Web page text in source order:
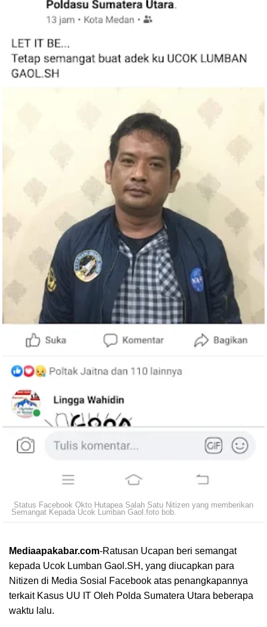
Status Facebook Okto Hutapea Salah Satu Nitizen yang memberikan
Semangat Kepada Ucok Lumban Gaol.foto bob.
Mediaapakabar.com-Ratusan Ucapan beri semangat
kepada Ucok Lumban Gaol.SH, yang diucapkan para
Nitizen di Media Sosial Facebook atas penangkapannya
terkait Kasus UU IT Oleh Polda Sumatera Utara beberapa
waktu lalu.